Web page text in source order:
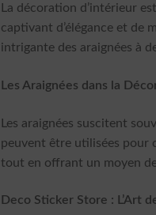
La décoration d’intérieur
captivant d’élégance et de
intrigante des araignées à
Les Araignées dans la
Les araignées suscitent
peuvent être utilisées pour
tout en offrant un moyen
Deco Sticker Store : L’Art